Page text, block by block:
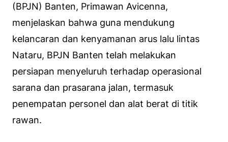
(BPJN) Banten, Primawan Avicenna,
menjelaskan bahwa guna mendukung
kelancaran dan kenyamanan arus lalu lintas
Nataru, BPJN Banten telah melakukan
persiapan menyeluruh terhadap operasional
sarana dan prasarana jalan, termasuk
penempatan personel dan alat berat di titik
rawan.